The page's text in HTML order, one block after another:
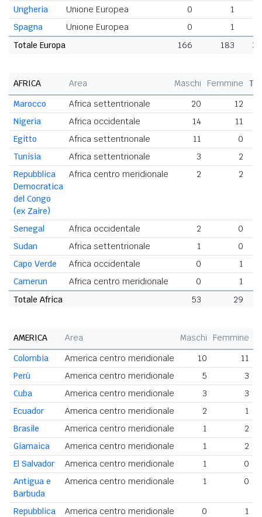
Ungheria Unione Europea 0
1
Spagna
Unione Europea 0
1
Totale Europa
166 183
AFRICA Area Maschi Femmine
Marocco
Africa settentrionale 20
12
Nigeria
Africa occidentale 14
11
Egitto
Africa settentrionale 11
0
Tunisia
Africa settentrionale 3
2
Repubblica
Democratica
del Congo
(ex Zaire)
Africa centro meridionale 2 2
Senegal Africa occidentale 2
0
Sudan
Africa settentrionale 1
0
Capo Verde
Africa occidentale 0
1
Camerun
Africa centro meridionale 0
1
Totale Africa
53 29
AMERICA Area Maschi Femmine
Colombia
America centro meridionale 10
11
Perù
America centro meridionale 5
3
Cuba
America centro meridionale 3
3
Ecuador
America centro meridionale 2
1
Brasile
America centro meridionale 1
2
Giamaica
America centro meridionale 1
2
El Salvador
America centro meridionale 1
0
Antigua e
Barbuda
America centro meridionale 1 0
Repubblica America centro meridionale 0 1